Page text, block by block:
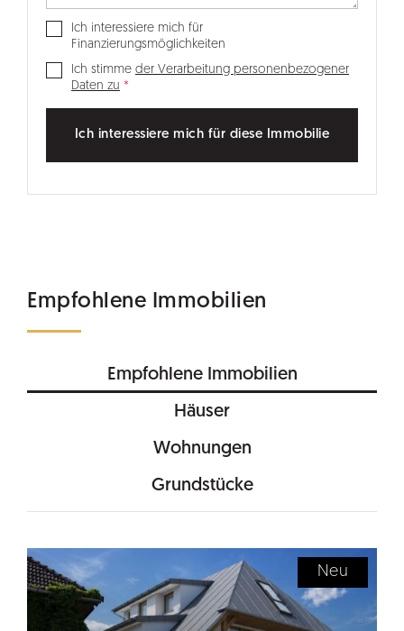
Ich interessiere mich für
Finanzierungsmöglichkeiten
Ich stimme der Verarbeitung personenbezogener
Daten zu
Ich interessiere mich für diese Immobilie
Empfohlene Immobilien
Empfohlene Immobilien
Häuser
Wohnungen
Grundstücke
Neu